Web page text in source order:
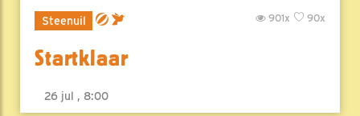
Steenuil 90x
901x
Startklaar
26 jul , 8:00